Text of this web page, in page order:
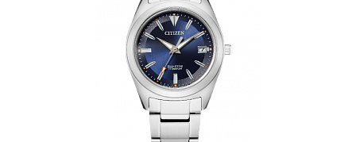
FE6150-85L
i